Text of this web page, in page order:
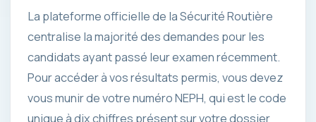
La plateforme officielle de la Sécurité Routière
centralise la majorité des demandes pour les
candidats ayant passé leur examen récemment.
Pour accéder à vos résultats permis, vous devez
vous munir de votre numéro NEPH, qui est le code
unique à dix chiffres présent sur votre dossier